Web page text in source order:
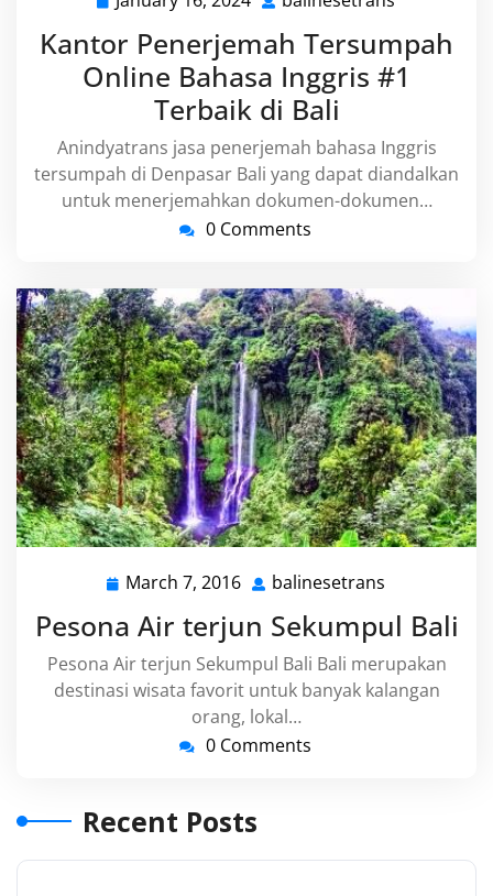
2024
Kantor Penerjemah Tersumpah
Online Bahasa Inggris #1
Terbaik di Bali
Anindyatrans jasa penerjemah bahasa Inggris
tersumpah di Denpasar Bali yang dapat diandalkan
untuk menerjemahkan dokumen-dokumen…
0 Comments
March 7, 2016 March
2016
balinesetrans
Pesona Air terjun Sekumpul Bali
Pesona Air terjun Sekumpul Bali Bali merupakan
destinasi wisata favorit untuk banyak kalangan
orang, lokal…
0 Comments
Recent Posts